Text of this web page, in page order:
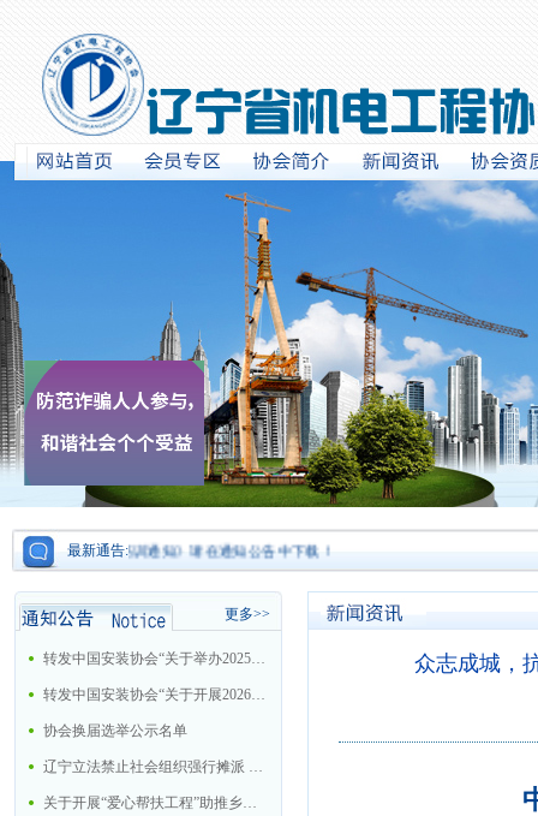
最新通告:
工程质检员培训通知》请在通知公告中下载！
更多>>
转发中国安装协会“关于举办2025年大型机电安装企业总工程师培训班的通知”
转发中国安装协会“关于开展2026年中国安装协会科学技术进步奖评选活动的通知”
协会换届选举公示名单
辽宁立法禁止社会组织强行摊派 今后十情形属违法
关于开展“爱心帮扶工程”助推乡村振兴战略的工作方案
众志成城，